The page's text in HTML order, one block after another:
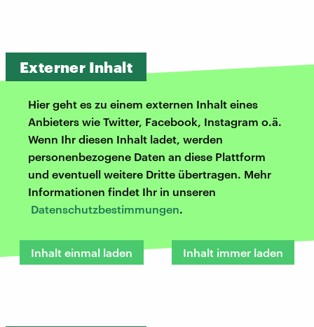
Externer Inhalt
Hier geht es zu einem externen Inhalt eines
Anbieters wie Twitter, Facebook, Instagram o.ä.
Wenn Ihr diesen Inhalt ladet, werden
personenbezogene Daten an diese Plattform
und eventuell weitere Dritte übertragen. Mehr
Informationen findet Ihr in unseren
Datenschutzbestimmungen.
Inhalt einmal laden Inhalt immer laden